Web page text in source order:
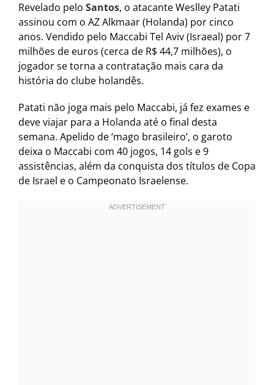
Revelado pelo Santos, o atacante Weslley Patati
assinou com o AZ Alkmaar (Holanda) por cinco
anos. Vendido pelo Maccabi Tel Aviv (Israeal) por 7
milhões de euros (cerca de R$ 44,7 milhões), o
jogador se torna a contratação mais cara da
história do clube holandês.
Patati não joga mais pelo Maccabi, já fez exames e
deve viajar para a Holanda até o final desta
semana. Apelido de ‘mago brasileiro’, o garoto
deixa o Maccabi com 40 jogos, 14 gols e 9
assistências, além da conquista dos títulos de Copa
de Israel e o Campeonato Israelense.